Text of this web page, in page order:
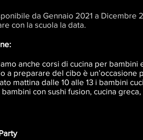
da Gennaio 2021 a Dicembre
con la scuola la data.
anche corsi di cucina per
a preparare del cibo è un’occasione
mattina dalle 10 alle 13 i bambini
con sushi fusion, cucina